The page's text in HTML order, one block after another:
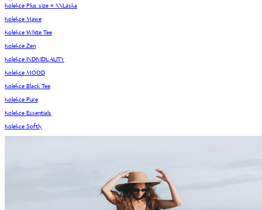
Kolekce Plus size = XXLáska
Kolekce Mawe
Kolekce White Tee
Kolekce Zen
Kolekce INDIVIDUALITY
Kolekce MOOD
Kolekce Black Tee
Kolekce Pure
Kolekce Essentials
Kolekce Softly